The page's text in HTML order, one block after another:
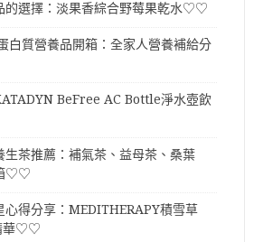
選擇：淡果香綜合野莓果乾水♡♡
質營養品開箱：全家人營養補給分
BeFree AC Bottle淨水壺飲
茶推薦：補氣茶、益母茶、桑葉
♡♡
得分享：MEDITHERAPY積雪草
華♡♡